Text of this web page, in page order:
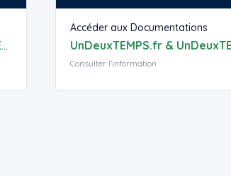
UnDeuxTEMPS.fr & UnDeuxTEMPS
Accéder aux Documentations
Consulter l'information